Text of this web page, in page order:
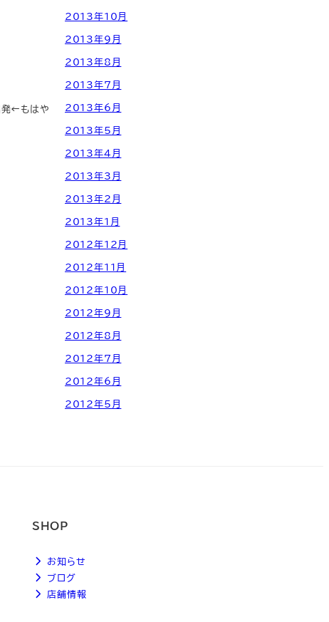
←もはや
2013年10月
2013年9月
2013年8月
2013年7月
2013年6月
2013年5月
2013年4月
2013年3月
2013年2月
2013年1月
2012年12月
2012年11月
2012年10月
2012年9月
2012年8月
2012年7月
2012年6月
2012年5月
SHOP
お知らせ
ブログ
店舗情報